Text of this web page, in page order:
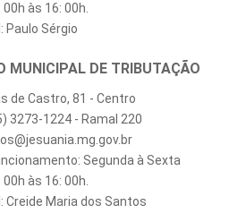
às 16: 00h.
Paulo Sérgio
MUNICIPAL DE TRIBUTAÇÃO
de Castro, 81 - Centro
3273-1224 - Ramal 220
Segunda à Sexta
às 16: 00h.
Creide Maria dos Santos